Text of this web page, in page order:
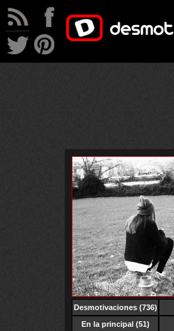
Desmotivaciones (736)
En la principal (51)